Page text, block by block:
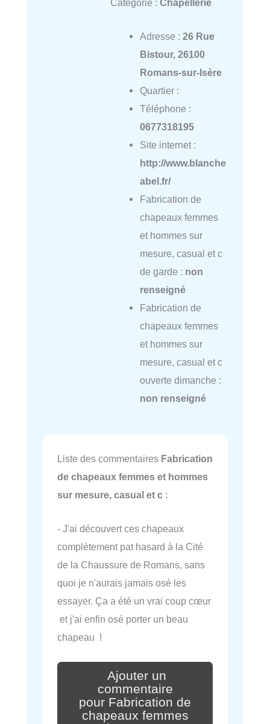
Catégorie : Chapellerie
Adresse : 26 Rue
Bistour, 26100
Romans-sur-Isère
Quartier :
Téléphone :
0677318195
Site internet :
http://www.blanche
abel.fr/
Fabrication de
chapeaux femmes
et hommes sur
mesure, casual et c
de garde : non
renseigné
Fabrication de
chapeaux femmes
et hommes sur
mesure, casual et c
ouverte dimanche :
non renseigné
Liste des commentaires Fabrication
de chapeaux femmes et hommes
sur mesure, casual et c :
- J'ai découvert ces chapeaux
complètement pat hasard à la Cité
de la Chaussure de Romans, sans
quoi je n'aurais jamais osé les
essayer. Ça a été un vrai coup cœur
️ et j'ai enfin osé porter un beau
chapeau !
Ajouter un
commentaire
pour Fabrication de
chapeaux femmes